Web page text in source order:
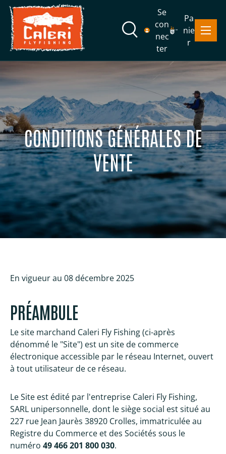
Aller au contenu
Recherche
Rechercher
Recherche
Se
con
nec
ter
Pa
nie
r
Menu
CONDITIONS GÉNÉRALES DE
VENTE
En vigueur au 08 décembre 2025
PRÉAMBULE
Le site marchand Caleri Fly Fishing (ci-après
dénommé le "Site") est un site de commerce
électronique accessible par le réseau Internet, ouvert
à tout utilisateur de ce réseau.
Le Site est édité par l'entreprise Caleri Fly Fishing,
SARL unipersonnelle, dont le siège social est situé au
227 rue Jean Jaurès 38920 Crolles, immatriculée au
Registre du Commerce et des Sociétés sous le
numéro 49 466 201 800 030.